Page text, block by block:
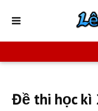
Đề thi học kì